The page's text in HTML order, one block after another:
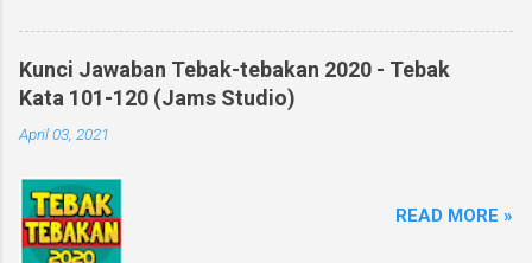
Kunci Jawaban Tebak-tebakan 2020 - Tebak
Kata 101-120 (Jams Studio)
April 03, 2021
READ MORE »